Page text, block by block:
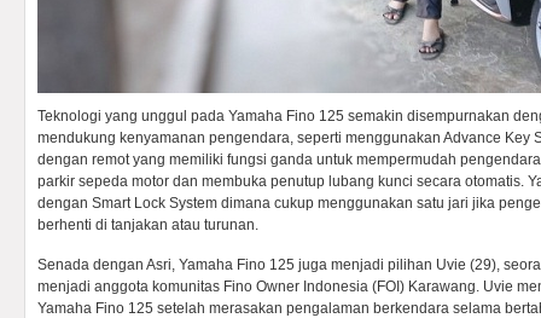
Teknologi yang unggul pada Yamaha Fino 125 semakin disempurnakan
mendukung kenyamanan pengendara, seperti menggunakan Advance Key
dengan remot yang memiliki fungsi ganda untuk mempermudah
parkir sepeda motor dan membuka penutup lubang kunci secara otomatis.
dengan Smart Lock System dimana cukup menggunakan satu jari jika
berhenti di tanjakan atau turunan.
Senada dengan Asri, Yamaha Fino 125 juga menjadi pilihan Uvie (29),
menjadi anggota komunitas Fino Owner Indonesia (FOI) Karawang. Uvie
Yamaha Fino 125 setelah merasakan pengalaman berkendara selama